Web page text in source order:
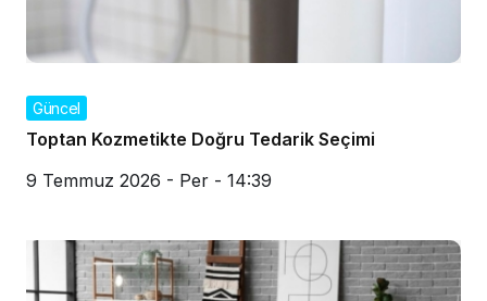
Güncel
Toptan Kozmetikte Doğru Tedarik Seçimi
9 Temmuz 2026 - Per - 14:39